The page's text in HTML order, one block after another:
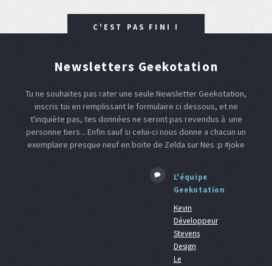
C'EST PAS FINI !
Newsletters Geekotation
Tu ne souhaites pas rater une seule Newsletter Geekotation,
inscris toi en remplissant le formulaire ci dessous, et ne
t'inquiète pas, tes données ne seront pas revendus à une
personne tiers... Enfin sauf si celui-ci nous donne a chacun un
exemplaire presque neuf en boite de Zelda sur Nes :p #joke
L'équipe
Geekotation
Kevin
Développeur
Stevens
Design
Le